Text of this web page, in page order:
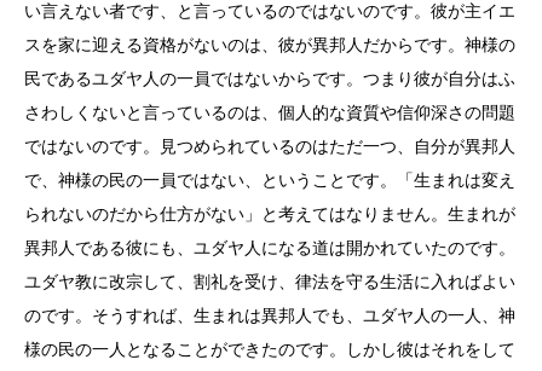
い言えない者です、と言っているのではないのです。彼が主イエ
スを家に迎える資格がないのは、彼が異邦人だからです。神様の
民であるユダヤ人の一員ではないからです。つまり彼が自分はふ
さわしくないと言っているのは、個人的な資質や信仰深さの問題
ではないのです。見つめられているのはただ一つ、自分が異邦人
で、神様の民の一員ではない、ということです。「生まれは変え
られないのだから仕方がない」と考えてはなりません。生まれが
異邦人である彼にも、ユダヤ人になる道は開かれていたのです。
ユダヤ教に改宗して、割礼を受け、律法を守る生活に入ればよい
のです。そうすれば、生まれは異邦人でも、ユダヤ人の一人、神
様の民の一人となることができたのです。しかし彼はそれをして